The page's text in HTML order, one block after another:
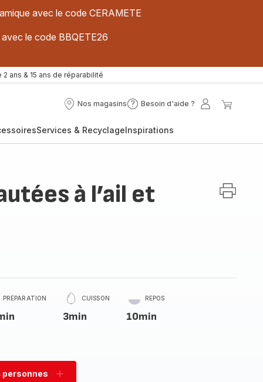
avec le code CERAMETE
le code BBQETE26
2 ans & 15 ans de réparabilité
Nos magasins
Nos
Besoin d'aide ?
Besoin
?
Mon
Services & RecyclageInspirations
à l’ail et
PRÉPARATION CUISSON
3min
REPOS
10min
personnes
Ajouter